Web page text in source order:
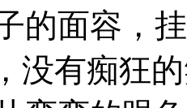
的面容，
没有痴狂